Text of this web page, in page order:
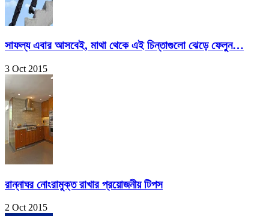
সাফল্য এবার আসবেই, মাথা থেকে এই চিন্তাগুলো ঝেড়ে ফেলুন…
3 Oct 2015
রান্নাঘর নোংরামুক্ত রাখার প্রয়োজনীয় টিপস
2 Oct 2015